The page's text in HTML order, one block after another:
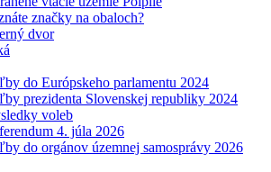
značky na obaloch?
dvor
do Európskeho parlamentu 2024
prezidenta Slovenskej republiky 2024
voleb
4. júla 2026
do orgánov územnej samosprávy 2026